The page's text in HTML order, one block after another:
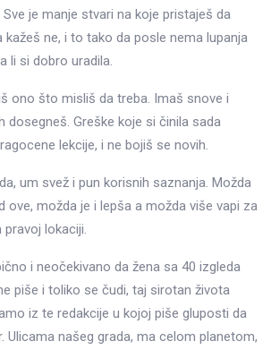
je manje stvari na koje pristaješ da
kažeš ne, i to tako da posle nema lupanja
li si dobro uradila.
ono što misliš da treba. Imaš snove i
dosegneš. Greške koje si činila sada
lekcije, i ne bojiš se novih.
um svež i pun korisnih saznanja. Možda
ove, možda je i lepša a možda više vapi za
lokaciji.
i neočekivano da žena sa 40 izgleda
piše i toliko se čudi, taj sirotan života
iz te redakcije u kojoj piše gluposti da
Ulicama našeg grada, ma celom planetom,